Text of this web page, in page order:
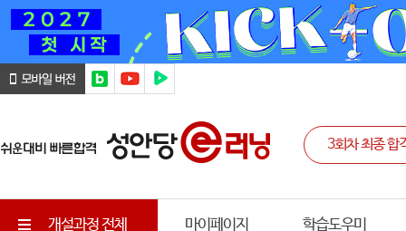
개설과정 전체 마이페이지 학습도우미